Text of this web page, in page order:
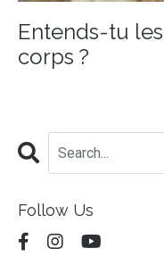
Entends-tu
corps ?
Follow Us